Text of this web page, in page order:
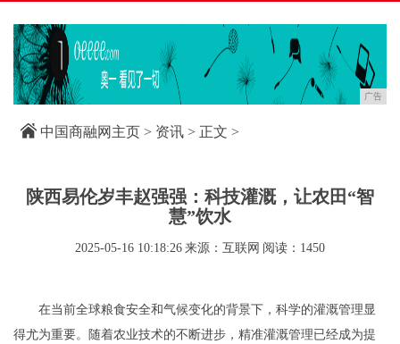
广告
中国商融网主页 > 资讯 > 正文 >
陕西易伦岁丰赵强强：科技灌溉，让农田“智
慧”饮水
2025-05-16 10:18:26 来源：互联网 阅读：1450
在当前全球粮食安全和气候变化的背景下，科学的灌溉管理显
得尤为重要。随着农业技术的不断进步，精准灌溉管理已经成为提